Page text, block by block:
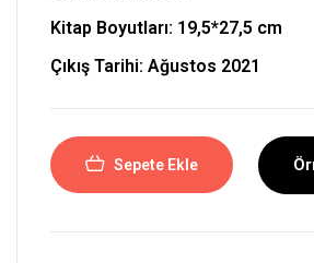
Kitap Boyutları: 19,5*27,5 cm
Çıkış Tarihi: Ağustos 2021
Sepete Ekle